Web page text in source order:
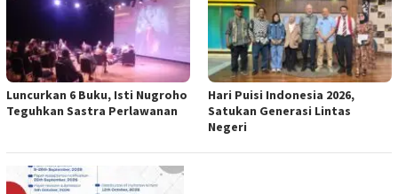
Luncurkan 6 Buku, Isti Nugroho
Teguhkan Sastra Perlawanan
Hari Puisi Indonesia 2026,
Satukan Generasi Lintas
Negeri